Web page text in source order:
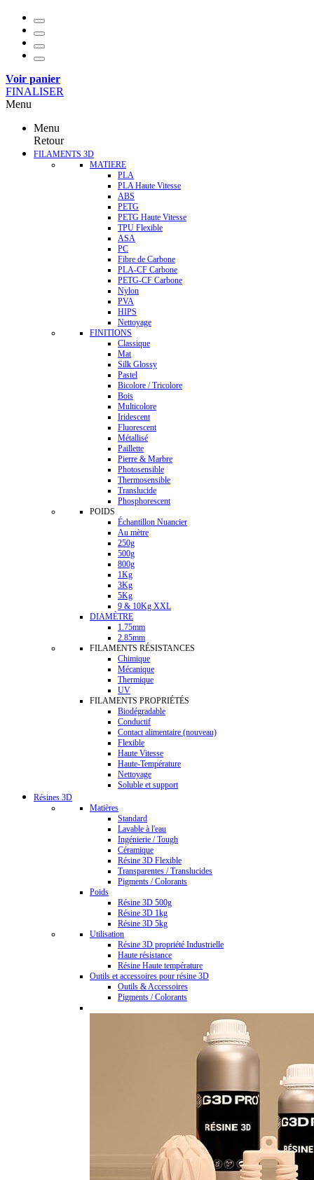
Voir panier
FINALISER
Menu
Menu
Retour
FILAMENTS 3D
MATIERE
PLA
PLA Haute Vitesse
ABS
PETG
PETG Haute Vitesse
TPU Flexible
ASA
PC
Fibre de Carbone
PLA-CF Carbone
PETG-CF Carbone
Nylon
PVA
HIPS
Nettoyage
FINITIONS
Classique
Mat
Silk Glossy
Pastel
Bicolore / Tricolore
Bois
Multicolore
Iridescent
Fluorescent
Métallisé
Paillette
Pierre & Marbre
Photosensible
Thermosensible
Translucide
Phosphorescent
POIDS
Échantillon Nuancier
Au mètre
250g
500g
800g
1Kg
3Kg
5Kg
9 & 10Kg XXL
DIAMÈTRE
1.75mm
2.85mm
FILAMENTS RÉSISTANCES
Chimique
Mécanique
Thermique
UV
FILAMENTS PROPRIÉTÉS
Biodégradable
Conductif
Contact alimentaire (nouveau)
Flexible
Haute Vitesse
Haute-Température
Nettoyage
Soluble et support
Résines 3D
Matières
Standard
Lavable à l'eau
Ingénierie / Tough
Céramique
Résine 3D Flexible
Transparentes / Translucides
Pigments / Colorants
Poids
Résine 3D 500g
Résine 3D 1kg
Résine 3D 5kg
Utilisation
Résine 3D propriété Industrielle
Haute résistance
Résine Haute température
Outils et accessoires pour résine 3D
Outils & Accessoires
Pigments / Colorants